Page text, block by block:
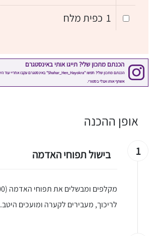
1 כפית מלח
אופן ההכנה
1 בישול תפוחי האדמה
לריכוך, מעבירים לקערה ומועכים היטב.